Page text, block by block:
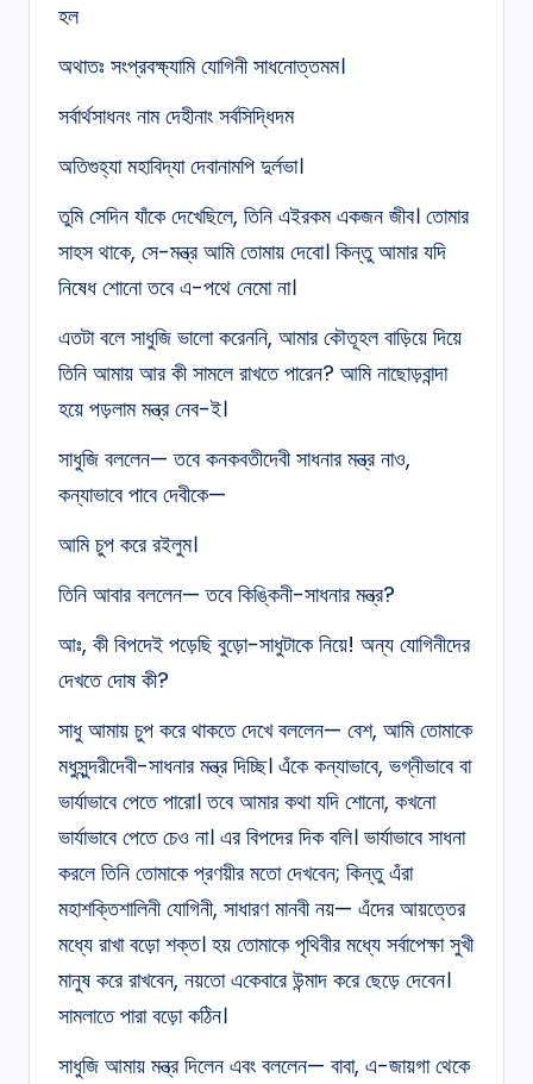
হল
অথাতঃ সংপ্রবক্ষ্যামি যোগিনী সাধনোত্তমম।
সর্বার্থসাধনং নাম দেহীনাং সর্বসিদ্ধিদম
অতিগুহ্যা মহাবিদ্যা দেবানামপি দুর্লভা।
তুমি সেদিন যাঁকে দেখেছিলে, তিনি এইরকম একজন জীব। তোমার
সাহস থাকে, সে-মন্ত্র আমি তোমায় দেবো। কিন্তু আমার যদি
নিষেধ শোনো তবে এ-পথে নেমো না।
এতটা বলে সাধুজি ভালো করেননি, আমার কৌতূহল বাড়িয়ে দিয়ে
তিনি আমায় আর কী সামলে রাখতে পারেন? আমি নাছোড়বান্দা
হয়ে পড়লাম মন্ত্র নেব-ই।
সাধুজি বললেন— তবে কনকবতীদেবী সাধনার মন্ত্র নাও,
কন্যাভাবে পাবে দেবীকে—
আমি চুপ করে রইলুম।
তিনি আবার বললেন— তবে কিঙ্কিনী-সাধনার মন্ত্র?
আঃ, কী বিপদেই পড়েছি বুড়ো-সাধুটাকে নিয়ে! অন্য যোগিনীদের
দেখতে দোষ কী?
সাধু আমায় চুপ করে থাকতে দেখে বললেন— বেশ, আমি তোমাকে
মধুসুন্দরীদেবী-সাধনার মন্ত্র দিচ্ছি। এঁকে কন্যাভাবে, ভগ্নীভাবে বা
ভার্যাভাবে পেতে পারো। তবে আমার কথা যদি শোনো, কখনো
ভার্যাভাবে পেতে চেও না। এর বিপদের দিক বলি। ভার্যাভাবে সাধনা
করলে তিনি তোমাকে প্রণয়ীর মতো দেখবেন; কিন্তু এঁরা
মহাশক্তিশালিনী যোগিনী, সাধারণ মানবী নয়— এঁদের আয়ত্তের
মধ্যে রাখা বড়ো শক্ত। হয় তোমাকে পৃথিবীর মধ্যে সর্বাপেক্ষা সুখী
মানুষ করে রাখবেন, নয়তো একেবারে উন্মাদ করে ছেড়ে দেবেন।
সামলাতে পারা বড়ো কঠিন।
সাধুজি আমায় মন্ত্র দিলেন এবং বললেন— বাবা, এ-জায়গা থেকে